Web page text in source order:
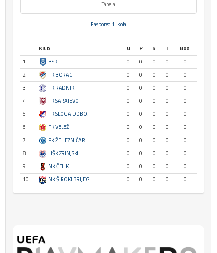
Tabela
Raspored 1. kola
Klub U P N I
Bod
1
BSK 0 0 0 0
0
2
FK BORAC 0 0 0 0
0
3
FK RADNIK 0 0 0 0
0
4
FK SARAJEVO 0 0 0 0
0
5
FK SLOGA DOBOJ 0 0 0 0
0
6
FK VELEŽ 0 0 0 0
0
7
FK ŽELJEZNIČAR 0 0 0 0
0
8
HŠK ZRINJSKI 0 0 0 0
0
9
NK ČELIK 0 0 0 0
0
10
NK ŠIROKI BRIJEG 0 0 0 0 0